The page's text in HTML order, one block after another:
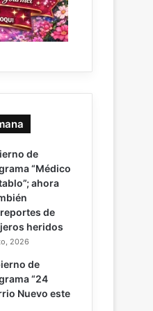
de
“Médico
ahora
de
heridos
2026
de
“24
Nuevo este